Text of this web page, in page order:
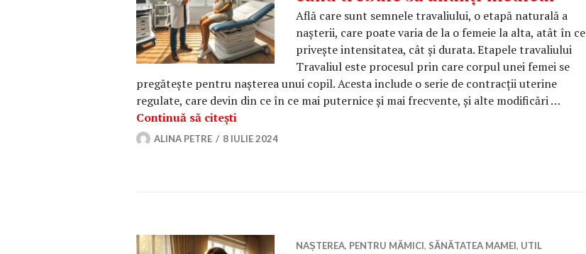
Află care sunt semnele travaliului, o etapă naturală a
nașterii, care poate varia de la o femeie la alta, atât în ​​ce
privește intensitatea, cât și durata. Etapele travaliului
Travaliul este procesul prin care corpul unei femei se
pregătește pentru nașterea unui copil. Acesta include o serie de contracții uterine
regulate, care devin din ce în ce mai puternice și mai frecvente, și alte modificări …
Continuă să citești
ALINA PETRE 8 IULIE 2024
NAȘTEREA, PENTRU MĂMICI, SĂNĂTATEA MAMEI, UTIL